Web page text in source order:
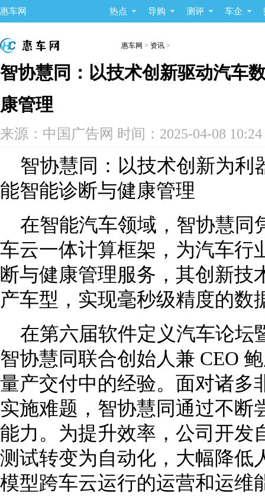
惠车网 热点 导购 测评 车企
惠车网 > 资讯 >
智协慧同：以技术创新驱动汽车
康管理
来源：中国广告网 时间：2025-04-08
智协慧同：以技术创新为利
能智能诊断与健康管理
在智能汽车领域，智协慧同
车云一体计算框架，为汽车行
断与健康管理服务，其创新技
产车型，实现毫秒级精度的数
在第六届软件定义汽车论坛
智协慧同联合创始人兼 CEO
量产交付中的经验。面对诸多
实施难题，智协慧同通过不断
能力。为提升效率，公司开发
测试转变为自动化，大幅降低
模型跨车云运行的运营和运维